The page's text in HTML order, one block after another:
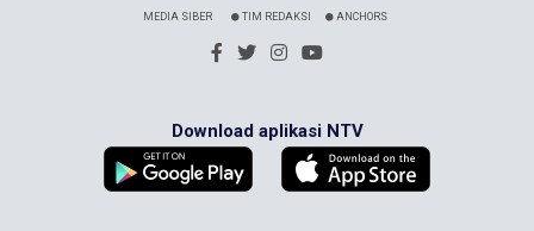
MEDIA SIBER TIM REDAKSI ANCHORS
Download aplikasi NTV